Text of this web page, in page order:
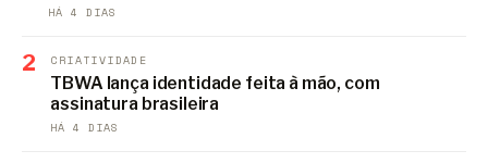
HÁ 4 DIAS
2 CRIATIVIDADE
TBWA lança identidade feita à mão, com
assinatura brasileira
HÁ 4 DIAS